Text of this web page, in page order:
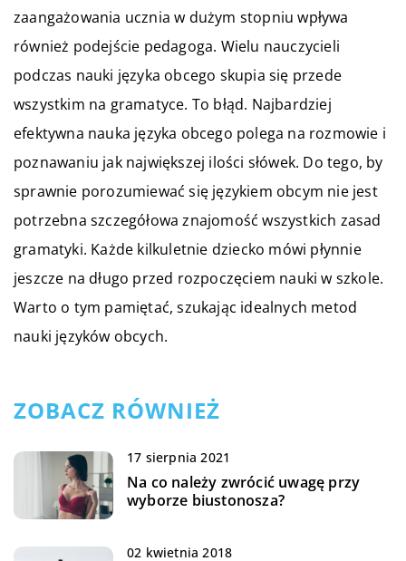
zaangażowania ucznia w dużym stopniu wpływa
również podejście pedagoga. Wielu nauczycieli
podczas nauki języka obcego skupia się przede
wszystkim na gramatyce. To błąd. Najbardziej
efektywna nauka języka obcego polega na rozmowie i
poznawaniu jak największej ilości słówek. Do tego, by
sprawnie porozumiewać się językiem obcym nie jest
potrzebna szczegółowa znajomość wszystkich zasad
gramatyki. Każde kilkuletnie dziecko mówi płynnie
jeszcze na długo przed rozpoczęciem nauki w szkole.
Warto o tym pamiętać, szukając idealnych metod
nauki języków obcych.
ZOBACZ RÓWNIEŻ
17 sierpnia 2021
Na co należy zwrócić uwagę przy
wyborze biustonosza?
02 kwietnia 2018